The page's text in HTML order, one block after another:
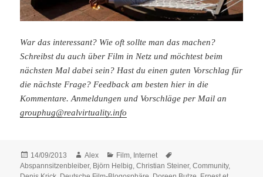
War das interessant? Wie oft sollte man das machen?
Schreibst du auch über Film in Netz und möchtest beim
nächsten Mal dabei sein? Hast du einen guten Vorschlag für
die nächste Frage? Feedback am besten hier in die
Kommentare. Anmeldungen und Vorschläge per Mail an
grouphug@realvirtuality.info
Posted
on
14/09/2013 Author
Alex Categories
Film Internet
Abspannsitzenbleiber, Björn Helbig ,Christian Steiner,Community,